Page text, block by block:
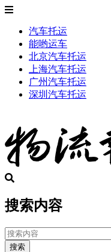
汽车托运
能哟运车
北京汽车托运
上海汽车托运
广州汽车托运
深圳汽车托运
搜索内容
搜索